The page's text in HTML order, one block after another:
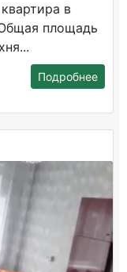
в
площадь
Подробнее